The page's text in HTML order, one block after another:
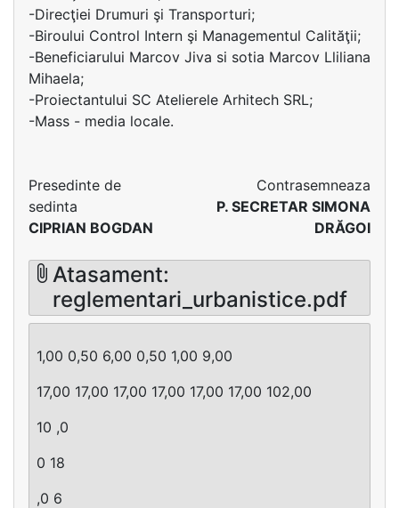
-Direcţiei Drumuri şi Transporturi;
-Biroului Control Intern şi Managementul Calităţii;
-Beneficiarului Marcov Jiva si sotia Marcov Lliliana
Mihaela;
-Proiectantului SC Atelierele Arhitech SRL;
-Mass - media locale.
Presedinte de
sedinta
CIPRIAN BOGDAN
Contrasemneaza
P. SECRETAR SIMONA
DRĂGOI
Atasament:
reglementari_urbanistice.pdf
1,00 0,50 6,00 0,50 1,00 9,00
17,00 17,00 17,00 17,00 17,00 17,00 102,00
10 ,0
0 18
,0 6